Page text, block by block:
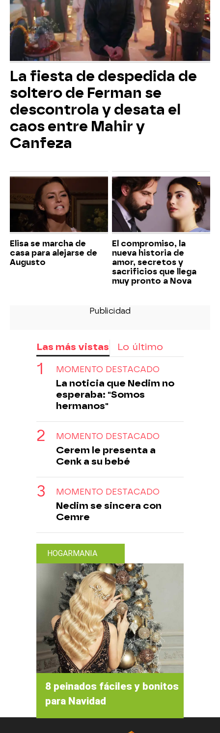
La fiesta de despedida de
soltero de Ferman se
descontrola y desata el
caos entre Mahir y
Canfeza
Elisa se marcha de
casa para alejarse de
Augusto
El compromiso, la
nueva historia de
amor, secretos y
sacrificios que llega
muy pronto a Nova
Las más vistas Lo último
MOMENTO DESTACADO
La noticia que Nedim no
esperaba: "Somos
hermanos"
MOMENTO DESTACADO
Cerem le presenta a
Cenk a su bebé
MOMENTO DESTACADO
Nedim se sincera con
Cemre
HOGARMANIA
8 peinados fáciles y bonitos
para Navidad